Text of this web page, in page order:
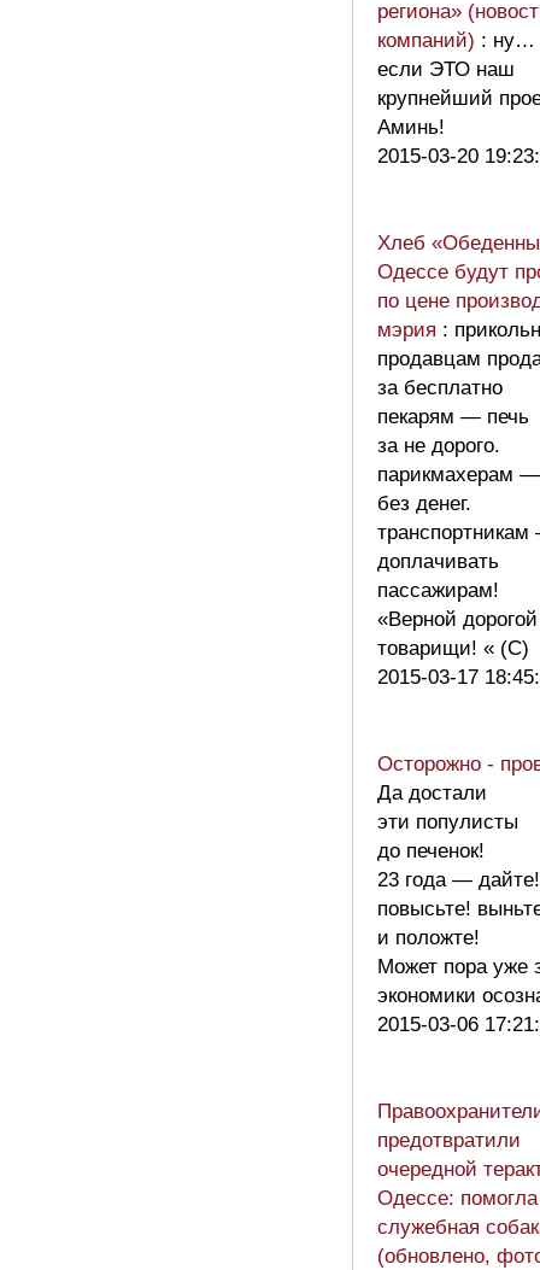
региона»
компаний) : ну…
если ЭТО наш
крупнейший
Аминь!
2015-03-20
Хлеб
Одессе будут
по цене
мэрия :
продавцам
за бесплатно
пекарям — печь
за не дорого.
парикмахерам
без денег.
доплачивать
пассажирам!
«Верной
товарищи! « (С)
2015-03-17
Осторожно -
Да достали
эти популисты
до печенок!
23 года — дайте!
повысьте!
и положте!
Может пора уже
экономики
2015-03-06
предотвратили
очередной
Одессе: помогла
служебная
(обновлено,